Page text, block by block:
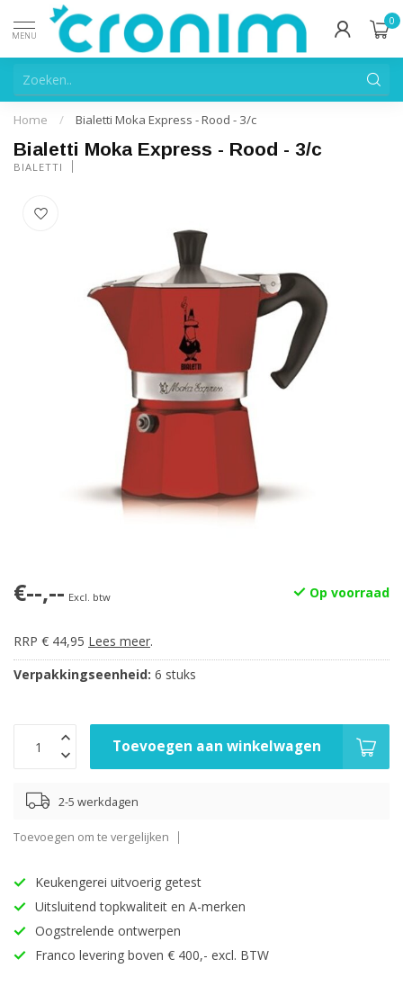
MENU
0
Home / Bialetti Moka Express - Rood - 3/c
Bialetti Moka Express - Rood - 3/c
BIALETTI
€--,-- Excl. btw Op voorraad
RRP € 44,95 Lees meer.
Verpakkingseenheid: 6 stuks
Toevoegen aan winkelwagen
2-5 werkdagen
Toevoegen om te vergelijken
Keukengerei uitvoerig getest
Uitsluitend topkwaliteit en A-merken
Oogstrelende ontwerpen
Franco levering boven € 400,- excl. BTW